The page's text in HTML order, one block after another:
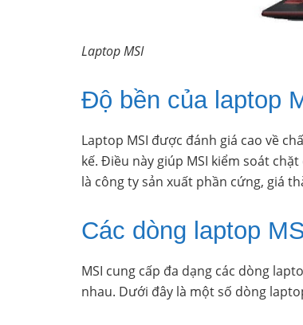
Laptop MSI
Độ bền của laptop
Laptop MSI được đánh giá cao về
kế. Điều này giúp MSI kiểm soát
là công ty sản xuất phần cứng, giá
Các dòng laptop
MSI cung cấp đa dạng các dòng
nhau. Dưới đây là một số dòng